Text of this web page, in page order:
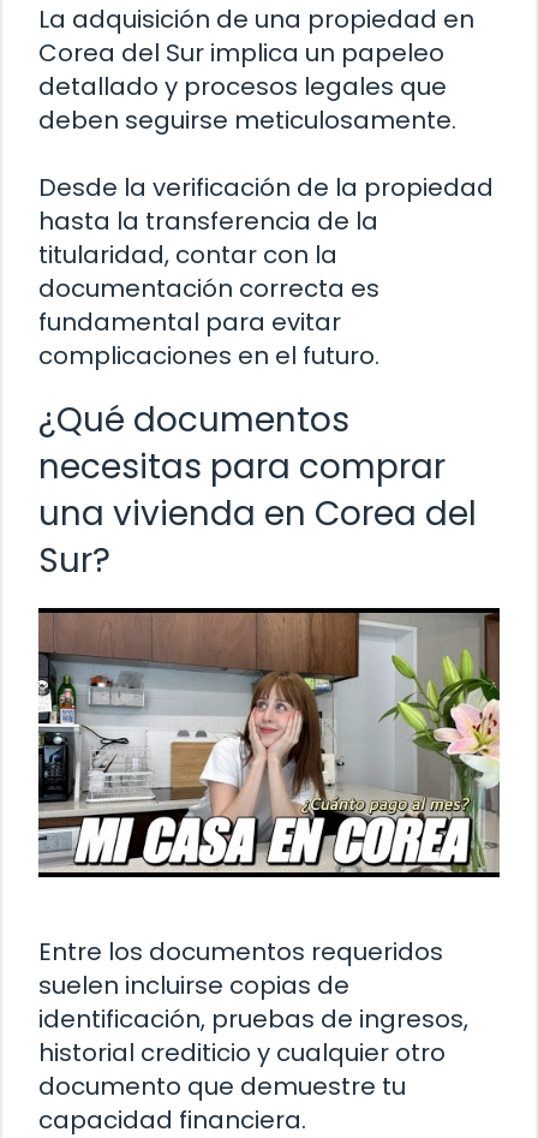
La adquisición de una propiedad en
Corea del Sur implica un papeleo
detallado y procesos legales que
deben seguirse meticulosamente.
Desde la verificación de la propiedad
hasta la transferencia de la
titularidad, contar con la
documentación correcta es
fundamental para evitar
complicaciones en el futuro.
¿Qué documentos
necesitas para comprar
una vivienda en Corea del
Sur?
Entre los documentos requeridos
suelen incluirse copias de
identificación, pruebas de ingresos,
historial crediticio y cualquier otro
documento que demuestre tu
capacidad financiera.